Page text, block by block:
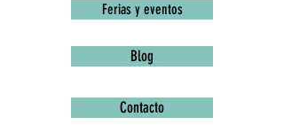
Ferias y eventos
Blog
Contacto